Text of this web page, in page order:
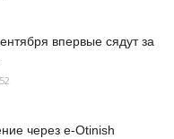
впервые сядут за
через e-Otinish